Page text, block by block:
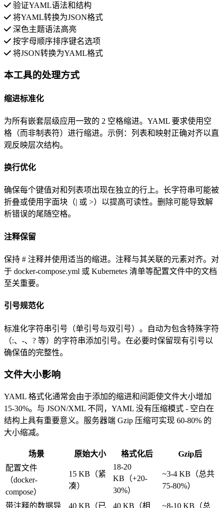
验证YAML语法和结构
将YAML转换为JSON格式
深色主题语法高亮
按字母顺序排序键名选项
将JSON转换为YAML格式
本工具的处理方式
缩进标准化
为所有嵌套层级应用一致的 2 空格缩进。YAML 要求使用空
格（而非制表符）进行缩进。示例：列表和映射正确对齐以直
观反映层次结构。
换行优化
确保每个键值对和列表项出现在独立的行上。长字符串可能被
折叠或使用字面块（| 或 >）以提高可读性。删除可能导致解
析错误的尾随空格。
注释保留
保持 # 注释并使用适当的缩进。注释与其关联的元素对齐。对
于 docker-compose.yml 或 Kubernetes 清单等配置文件中的文档
至关重要。
引号规范化
标准化字符串引号（单引号与双引号）。自动为包含特殊字符
（:、-、? 等）的字符串添加引号。在必要时保留现有引号以
确保值的完整性。
文件大小影响
YAML 格式化通常会由于添加的缩进和间距使文件大小增加
15-30%。与 JSON/XML 不同，YAML 没有压缩模式 - 空白在
结构上具有重要意义。服务器端 Gzip 压缩可实现 60-80% 的
大小缩减。
场景 原始大小 格式化后
Gzip后
配置文件
（docker-
compose）
15 KB（紧
凑）
18-20
KB（+20-
30%）
~3-4 KB（总共
75-80%）
带注释的数据导 40 KB（已 40 KB（相 ~8-10 KB（总